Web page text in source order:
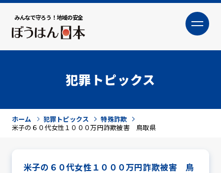
みんなで守ろう！地域の安全
大
犯罪トピックス
ホーム 犯罪トピックス
特殊詐欺
米子の６０代女性１０００万円詐欺被害 鳥取県
米子の６０代女性１０００万円詐欺被害 鳥